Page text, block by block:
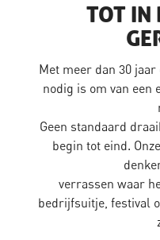
TOT IN
Met meer dan 30
nodig is om van een
Geen standaard
begin tot eind.
verrassen waar
bedrijfsuitje, festival